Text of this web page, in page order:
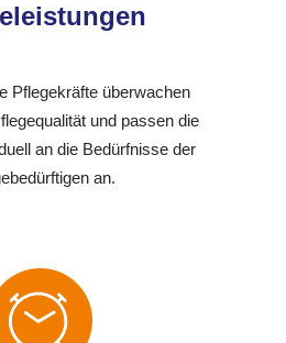
Pflegekräfte überwachen
und passen die
an die Bedürfnisse der
an.